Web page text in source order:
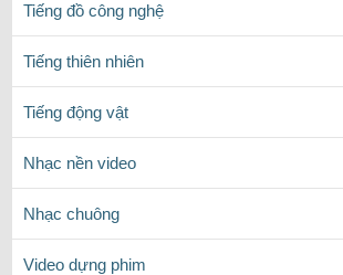
Tiếng đồ công nghệ
Tiếng thiên nhiên
Tiếng động vật
Nhạc nền video
Nhạc chuông
Video dựng phim